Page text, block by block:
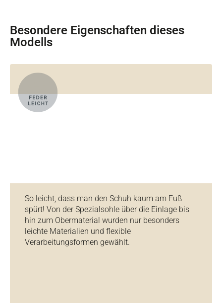
Besondere Eigenschaften dieses
Modells
So leicht, dass man den Schuh kaum am Fuß
spürt! Von der Spezialsohle über die Einlage bis
hin zum Obermaterial wurden nur besonders
leichte Materialien und flexible
Verarbeitungsformen gewählt.